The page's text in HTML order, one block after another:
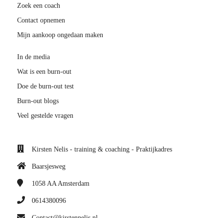
Zoek een coach
Contact opnemen
Mijn aankoop ongedaan maken
In de media
Wat is een burn-out
Doe de burn-out test
Burn-out blogs
Veel gestelde vragen
Kirsten Nelis - training & coaching - Praktijkadres
Baarsjesweg
1058 AAAmsterdam
0614380096